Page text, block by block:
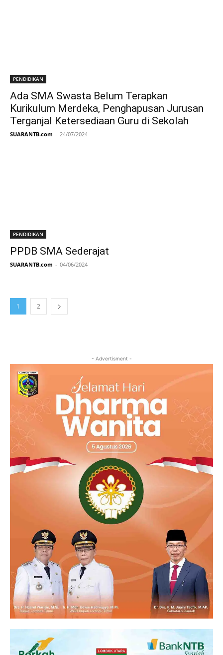
PENDIDIKAN
Ada SMA Swasta Belum Terapkan
Kurikulum Merdeka, Penghapusan Jurusan
Terganjal Ketersediaan Guru di Sekolah
SUARANTB.com - 24/07/2024
PENDIDIKAN
PPDB SMA Sederajat
SUARANTB.com - 04/06/2024
1 2
- Advertisment -